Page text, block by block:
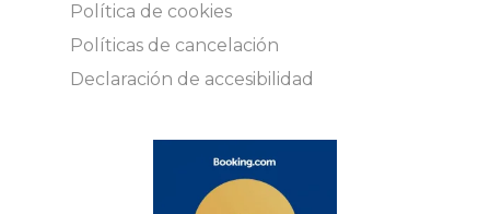
Política de cookies
Políticas de cancelación
Declaración de accesibilidad